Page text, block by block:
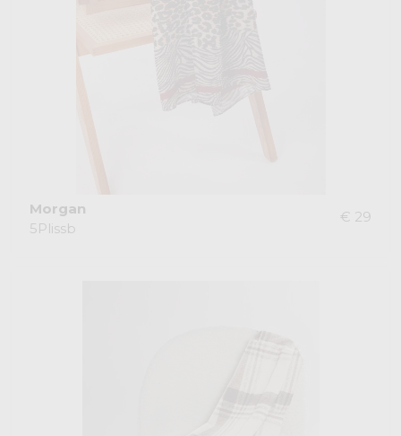
Morgan
5Plissb
€ 29